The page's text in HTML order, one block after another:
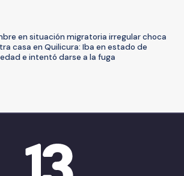
en situación migratoria irregular choca
casa en Quilicura: Iba en estado de
e intentó darse a la fuga